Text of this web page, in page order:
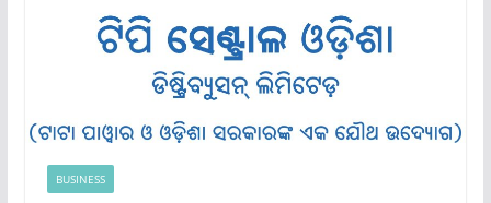
BUSINESS